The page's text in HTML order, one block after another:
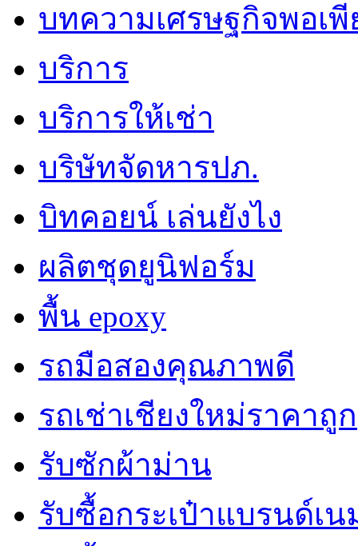
บทความเศรษฐกิจพอเพี
บริการ
บริการให้เช่า
บริษัทจัดหารปภ.
บิทคอยน์ เล่นยังไง
ผลิตชุดยูนิฟอร์ม
พื้น epoxy
รถมือสองคุณภาพดี
รถเช่าเชียงใหม่ราคาถูก
รับซักผ้าม่าน
รับซื้อกระเป๋าแบรนด์เน